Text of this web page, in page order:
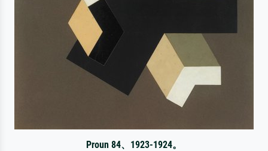
Proun 84、1923-1924。